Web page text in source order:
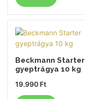
Beckmann Starter
gyeptrágya 10 kg
19.990 Ft